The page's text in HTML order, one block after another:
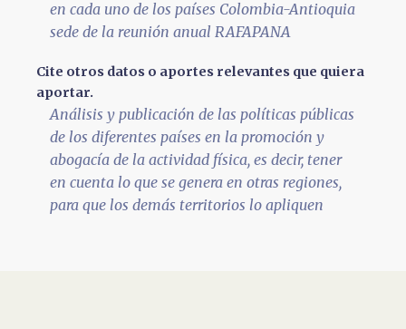
en cada uno de los países Colombia-Antioquia
sede de la reunión anual RAFAPANA
Cite otros datos o aportes relevantes que quiera
aportar.
Análisis y publicación de las políticas públicas
de los diferentes países en la promoción y
abogacía de la actividad física, es decir, tener
en cuenta lo que se genera en otras regiones,
para que los demás territorios lo apliquen